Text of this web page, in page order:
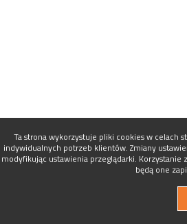
Ta strona wykorzystuje pliki cookies w celach
indywidualnych potrzeb klientów. Zmiany
modyfikując ustawienia przeglądarki.
będą one